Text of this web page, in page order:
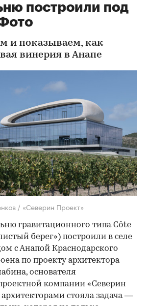
построили под
и показываем, как
винерия в Анапе
/ «Северин Проект»
гравитационного типа Côte
берег») построили в селе
с Анапой Краснодарского
по проекту архитектора
основателя
компании «Северин
стояла задача —